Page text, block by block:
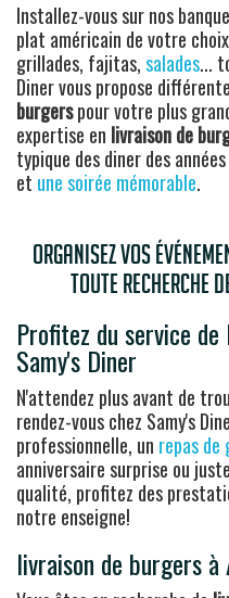
Installez-vous sur nos
plat américain de votre
grillades, fajitas,salades...
Diner vous propose
burgerspour votre plus
expertise en livraison de
typique des diner des
et une soirée mémorable.
Organisez vos
toute recherche
Profitez du service
Samy's Diner
N'attendez plus avant de
rendez-vous chez Samy's
professionnelle, un repas de
anniversaire surprise ou
qualité, profitez des
notre enseigne!
livraison de burgers à